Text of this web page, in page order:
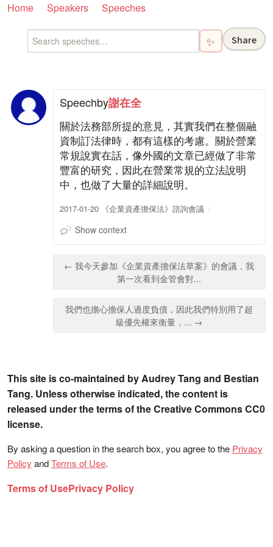
Home Speakers Speeches
✨ Share
Speechby謝在全
關於法務部所提的意見，其實我們在整個融
資制訂法律時，都有這樣的考慮。關於營業
常規說實在話，像外國的文章已經做了非常
豐富的研究，因此在營業常規的立法說明
中，也做了大量的詳細說明。
2017-01-20 《企業資產擔保法》諮詢會議
Show context
← 我今天參加《企業資產擔保法草案》的會議，我
第一次看到金管會對...
我們也擔心擔保人過度負債，因此我們特別用了超
級優先權來衡量，... →
This site is co-maintained by Audrey Tang and Bestian
Tang. Unless otherwise indicated, the content is
released under the terms of the Creative Commons CC0
license.
By asking a question in the search box, you agree to the Privacy
Policy andTerms of Use.
Terms of UsePrivacy Policy